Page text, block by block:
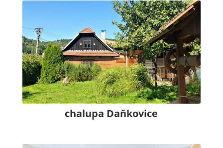
chalupa Daňkovice